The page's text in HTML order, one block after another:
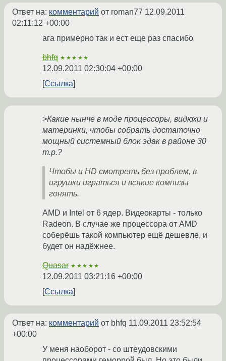
Ответ на: комментарий от roman77 12.09.2011
02:11:12 +00:00
ага примерно так и ест еще раз спасибо
bhfq ★★★★★
12.09.2011 02:30:04 +00:00
Ссылка
>Какие нынче в моде процессоры, видюхи и
материнки, чтобы собрать достаточно
мощный системный блок эдак в районе 30
т.р.?
Чтобы и HD смотреть без проблем, в
игрушки играться и всякие компизы
гонять.
AMD и Intel от 6 ядер. Видеокарты - только
Radeon. В случае же процессора от AMD
соберёшь такой компьютер ещё дешевле, и
будет он надёжнее.
Quasar ★★★★★
12.09.2011 03:21:16 +00:00
Ссылка
Ответ на: комментарий от bhfq 11.09.2011 23:52:54
+00:00
У меня наоборот - со штеудовскими